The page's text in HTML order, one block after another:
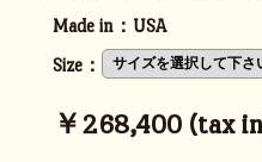
Made in： USA
Size：
￥268,400 (tax